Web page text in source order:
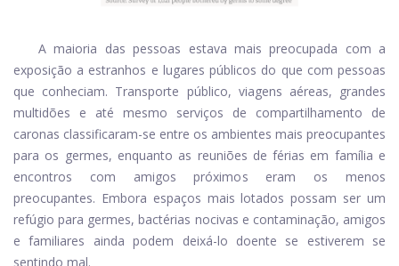
A maioria das pessoas estava mais preocupada com a
exposição a estranhos e lugares públicos do que com pessoas
que conheciam. Transporte público, viagens aéreas, grandes
multidões e até mesmo serviços de compartilhamento de
caronas classificaram-se entre os ambientes mais preocupantes
para os germes, enquanto as reuniões de férias em família e
encontros com amigos próximos eram os menos
preocupantes. Embora espaços mais lotados possam ser um
refúgio para germes, bactérias nocivas e contaminação, amigos
e familiares ainda podem deixá-lo doente se estiverem se
sentindo mal.